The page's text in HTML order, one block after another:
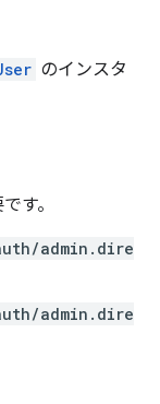
のインスタ
す。
admin.dire
admin.dire